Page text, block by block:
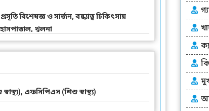
বিশেষজ্ঞ ও সার্জন, বন্ধ্যাত্ব চিকিৎসায়
খুলনা
এফসিপিএস (শিশু স্বাস্থ্য)